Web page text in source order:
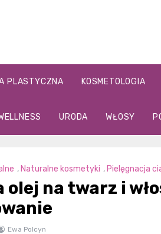
PLASTYCZNA KOSMETOLOGIA
URODA WŁOSY
, Naturalne kosmetyki , Pielęgnacja
olej na twarz i
Ewa Polcyn